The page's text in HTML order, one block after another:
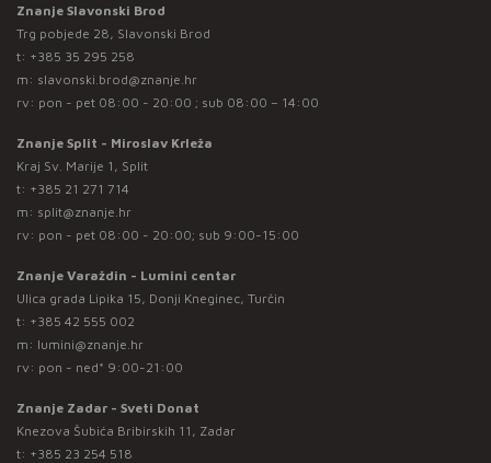
Znanje Slavonski Brod
Trg pobjede 28, Slavonski Brod
t: +385 35 295 258
m: slavonski.brod@znanje.hr
rv: pon - pet 08:00 - 20:00 ; sub 08:00 – 14:00
Znanje Split - Miroslav Krleža
Kraj Sv. Marije 1, Split
t: +385 21 271 714
m: split@znanje.hr
rv: pon - pet 08:00 - 20:00; sub 9:00-15:00
Znanje Varaždin - Lumini centar
Ulica grada Lipika 15, Donji Kneginec, Turčin
t: +385 42 555 002
m: lumini@znanje.hr
rv: pon - ned* 9:00-21:00
Znanje Zadar - Sveti Donat
Knezova Šubića Bribirskih 11, Zadar
t: +385 23 254 518